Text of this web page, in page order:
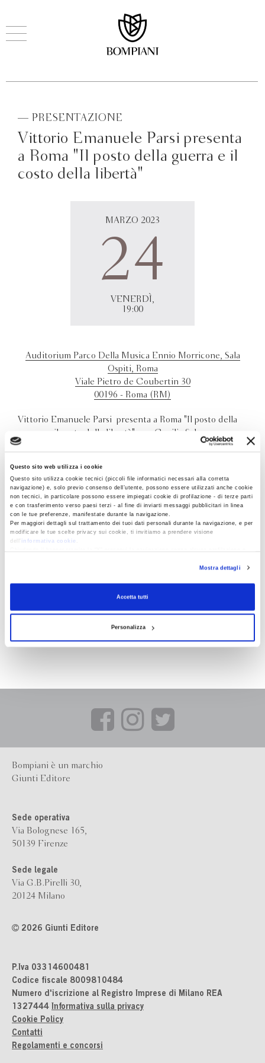
Questo sito web utilizza i cookie
Questo sito utilizza cookie tecnici (piccoli file informatici necessari alla corretta
navigazione) e, solo previo consenso dell’utente, possono essere utilizzati anche cookie
non tecnici, in particolare possono essere impiegati cookie di profilazione - di terze parti
e con trasferimento verso paesi terzi - al fine di inviarti messaggi pubblicitari in linea
con le tue preferenze, manifestate durante la navigazione.
Per maggiori dettagli sul trattamento dei tuoi dati personali durante la navigazione, e per
modificare le tue scelte privacy sui cookie, ti invitiamo a prendere visione
dell’
informativa cookie
RevocaMostra dettagli
Accetta tutti
Personalizza
— PRESENTAZIONE
Vittorio Emanuele Parsi presenta
a Roma "Il posto della guerra e il
costo della libertà"
MARZO 2023
24
VENERDÌ,
19:00
Auditorium Parco Della Musica Ennio Morricone, Sala
Ospiti, Roma
Viale Pietro de Coubertin 30
00196 - Roma (RM)
Vittorio Emanuele Parsi presenta a Roma "Il posto della
guerra e il costo della libertà" con Cecilia Sala
Bompiani è un marchio
Giunti Editore
Sede operativa
Via Bolognese 165,
50139 Firenze
Sede legale
Via G.B.Pirelli 30,
20124 Milano
2026 Giunti Editore
P.Iva 03314600481
Codice fiscale 8009810484
Numero d'iscrizione al Registro Imprese di Milano REA
1327444 Informativa sulla privacy
Cookie Policy
Contatti
Regolamenti e concorsi